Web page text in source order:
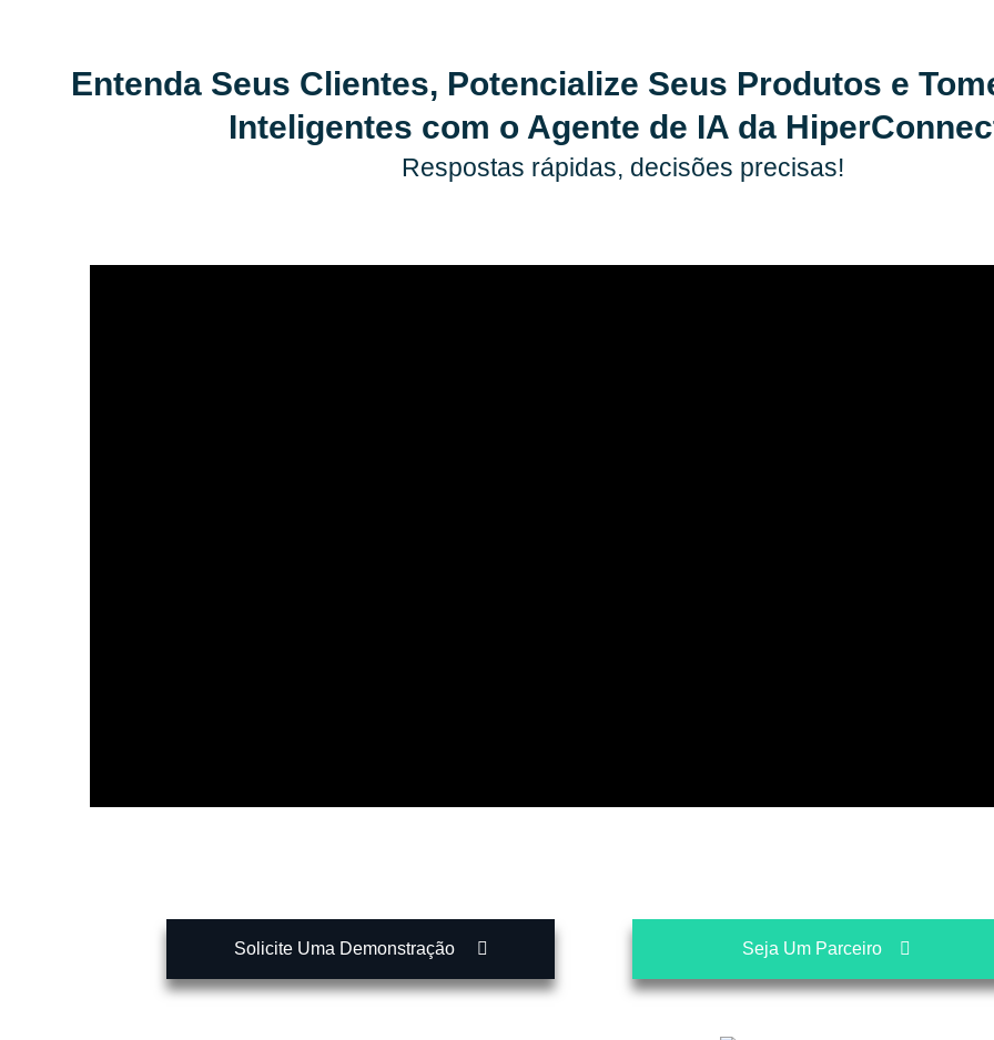
Entenda Seus Clientes, Potencialize Seus Produtos e
Inteligentes com o Agente de IA da
Respostas rápidas, decisões precisas!
Solicite Uma Demonstração Seja Um Parceiro